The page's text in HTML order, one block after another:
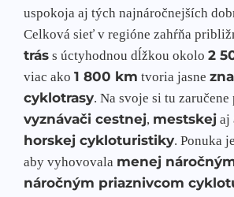
uspokoja aj tých najnáročnejších
Celková sieť v regióne zahŕňa
trás s úctyhodnou dĺžkou okolo 2
viac ako 1 800 km tvoria jasne
cyklotrasy. Na svoje si tu zaručene
vyznávači cestnej, mestskej aj
horskej cykloturistiky. Ponuka
aby vyhovovala menej
náročným priaznivcom